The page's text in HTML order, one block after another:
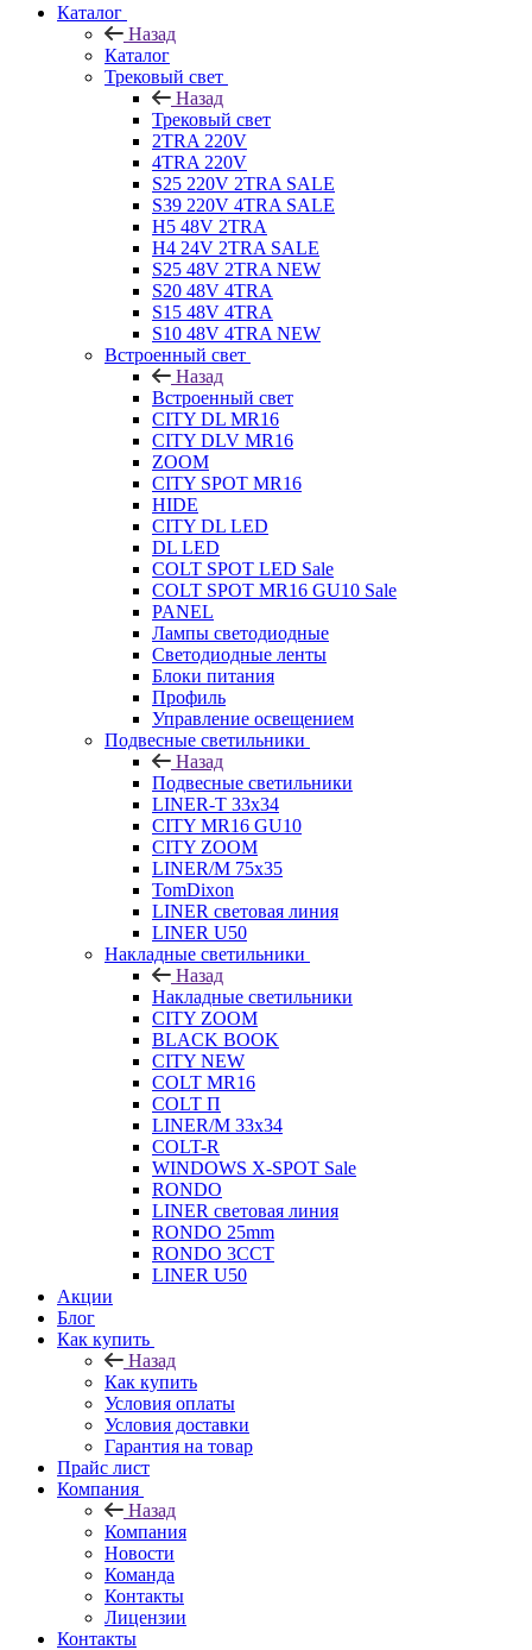
Каталог
Назад
Каталог
Трековый свет
Назад
Трековый свет
2TRA 220V
4TRA 220V
S25 220V 2TRA SALE
S39 220V 4TRA SALE
H5 48V 2TRA
H4 24V 2TRA SALE
S25 48V 2TRA NEW
S20 48V 4TRA
S15 48V 4TRA
S10 48V 4TRA NEW
Встроенный свет
Назад
Встроенный свет
CITY DL MR16
CITY DLV MR16
ZOOM
CITY SPOT MR16
HIDE
CITY DL LED
DL LED
COLT SPOT LED Sale
COLT SPOT MR16 GU10 Sale
PANEL
Лампы светодиодные
Светодиодные ленты
Блоки питания
Профиль
Управление освещением
Подвесные светильники
Назад
Подвесные светильники
LINER-T 33x34
CITY MR16 GU10
CITY ZOOM
LINER/M 75х35
TomDixon
LINER световая линия
LINER U50
Накладные светильники
Назад
Накладные светильники
CITY ZOOM
BLACK BOOK
CITY NEW
COLT MR16
COLT П
LINER/М 33х34
COLT-R
WINDOWS X-SPOT Sale
RONDO
LINER световая линия
RONDO 25mm
RONDO 3CCT
LINER U50
Акции
Блог
Как купить
Назад
Как купить
Условия оплаты
Условия доставки
Гарантия на товар
Прайс лист
Компания
Назад
Компания
Новости
Команда
Контакты
Лицензии
Контакты